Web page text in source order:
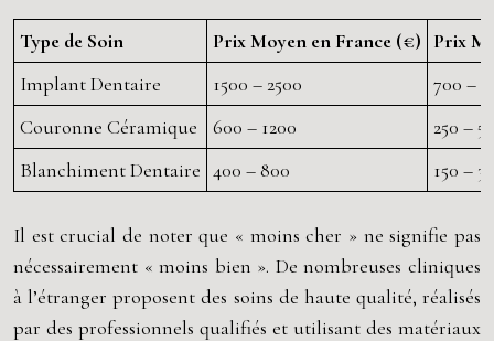
Type de Soin Prix Moyen en France (€) Prix
Implant Dentaire
1500 – 2500
700 –
Couronne Céramique
600 – 1200
250 –
Blanchiment Dentaire 400 – 800 150 –
Il est crucial de noter que « moins cher » ne signifie pas
nécessairement « moins bien ». De nombreuses cliniques
à l’étranger proposent des soins de haute qualité, réalisés
par des professionnels qualifiés et utilisant des matériaux